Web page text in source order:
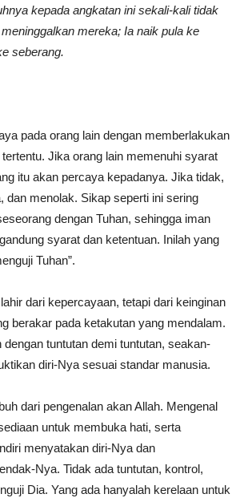
kepada angkatan ini sekali-kali tidak
mereka; Ia naik pula ke
seberang.
pada orang lain dengan memberlakukan
Jika orang lain memenuhi syarat
itu akan percaya kepadanya. Jika tidak,
dan menolak. Sikap seperti ini sering
dengan Tuhan, sehingga iman
syarat dan ketentuan. Inilah yang
Tuhan”.
dari kepercayaan, tetapi dari keinginan
berakar pada ketakutan yang mendalam.
dengan tuntutan demi tuntutan, seakan-
diri-Nya sesuai standar manusia.
dari pengenalan akan Allah. Mengenal
untuk membuka hati, serta
menyatakan diri-Nya dan
Nya. Tidak ada tuntutan, kontrol,
Dia. Yang ada hanyalah kerelaan untuk